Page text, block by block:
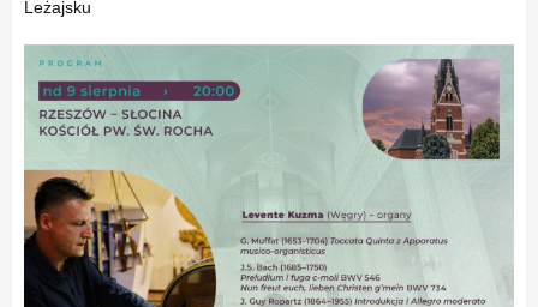
Leżajsku